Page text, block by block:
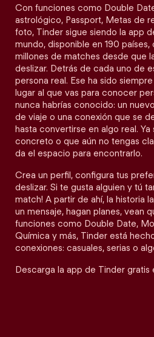
Con funciones como Double
astrológico, Passport, Metas de
foto, Tinder sigue siendo la app
mundo, disponible en 190
millones de matches desde que
deslizar. Detrás de cada uno de
persona real. Ese ha sido
lugar al que vas para conocer
nunca habrías conocido: un
de viaje o una conexión que se
hasta convertirse en algo real.
concreto o que aún no tengas
da el espacio para encontrarlo.
Crea un perfil, configura tus
deslizar. Si te gusta alguien y tú
match! A partir de ahí, la historia
un mensaje, hagan planes, vean
funciones como Double Date,
Química y más, Tinder está
conexiones: casuales, serias o
Descarga la app de Tinder gratis